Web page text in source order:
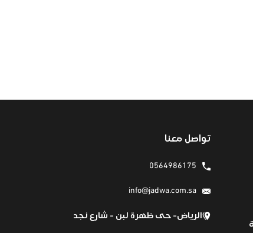
تواصل معنا
0564986175
info@jadwa.com.sa
الرياض- حى ظهرة لبن - شارع نجد